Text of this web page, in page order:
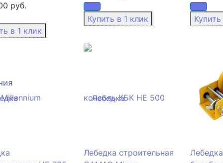
руб.
Лебедка строительная